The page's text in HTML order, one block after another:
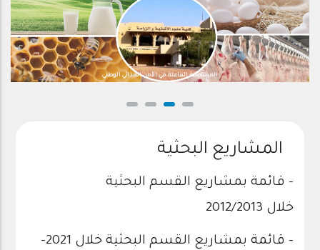
المساهمة الفاعلة في الأمن الغذائي الوطني
المشاريع البحثية
- قائمة بمشاريع القسم البحثية
خلال 2012/2013
- قائمة بمشاريع القسم البحثية خلال 2021-